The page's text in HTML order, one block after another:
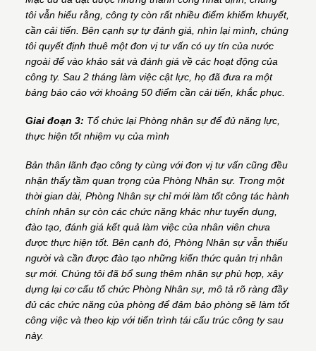
tôi vẫn hiểu rằng, công ty còn rất nhiều điểm khiếm khuyết,
cần cải tiến. Bên cạnh sự tự đánh giá, nhìn lại mình, chúng
tôi quyết định thuê một đơn vị tư vấn có uy tín của nước
ngoài để vào khảo sát và đánh giá về các hoạt động của
công ty. Sau 2 tháng làm việc cật lực, họ đã đưa ra một
bảng báo cáo với khoảng 50 điểm cần cải tiến, khắc phục.
Giai đoạn 3: Tổ chức lại Phòng nhân sự để đủ năng lực,
thực hiện tốt nhiệm vụ của mình
Bản thân lãnh đạo công ty cùng với đơn vị tư vấn cũng đều
nhận thấy tầm quan trọng của Phòng Nhân sự. Trong một
thời gian dài, Phòng Nhân sự chỉ mới làm tốt công tác hành
chính nhân sự còn các chức năng khác như tuyển dụng,
đào tạo, đánh giá kết quả làm việc của nhân viên chưa
được thực hiện tốt. Bên cạnh đó, Phòng Nhân sự vẫn thiếu
người và cần được đào tạo những kiến thức quản trị nhân
sự mới. Chúng tôi đã bổ sung thêm nhân sự phù hợp, xây
dựng lại cơ cấu tổ chức Phòng Nhân sự, mô tả rõ ràng đầy
đủ các chức năng của phòng để đảm bảo phòng sẽ làm tốt
công việc và theo kịp với tiến trình tái cấu trúc công ty sau
này.